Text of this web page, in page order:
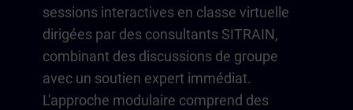
sessions interactives en classe virtuelle
dirigées par des consultants SITRAIN,
combinant des discussions de groupe
avec un soutien expert immédiat.
L'approche modulaire comprend des